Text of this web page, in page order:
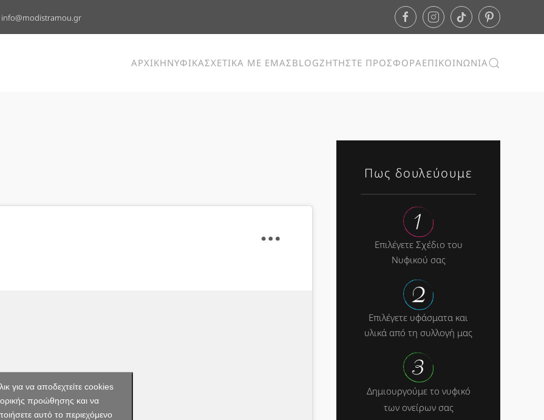
info@modistramou.gr
ΑΡΧΙΚΗΝΥΦΙΚΑΣΧΕΤΙΚΑ ΜΕ ΕΜΑΣBLOGΖΗΤΗΣΤΕ ΠΡΟΣΦΟΡΑΕΠΙΚΟΙΝΩΝΙΑ
για να αποδεχτείτε cookies
προώθησης και να
αυτό το περιεχόμενο
Πως δουλεύουμε
Επιλέγετε Σχέδιο του
Νυφικού σας
Επιλέγετε υφάσματα και
υλικά από τη συλλογή μας
Δημιουργούμε το νυφικό
των ονείρων σας